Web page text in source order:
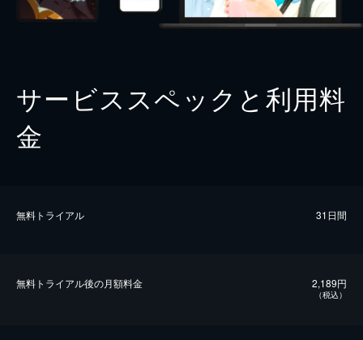
サービススペックと利用料
金
無料トライアル 31日間
無料トライアル後の⽉額料金 2,189円
（税込）